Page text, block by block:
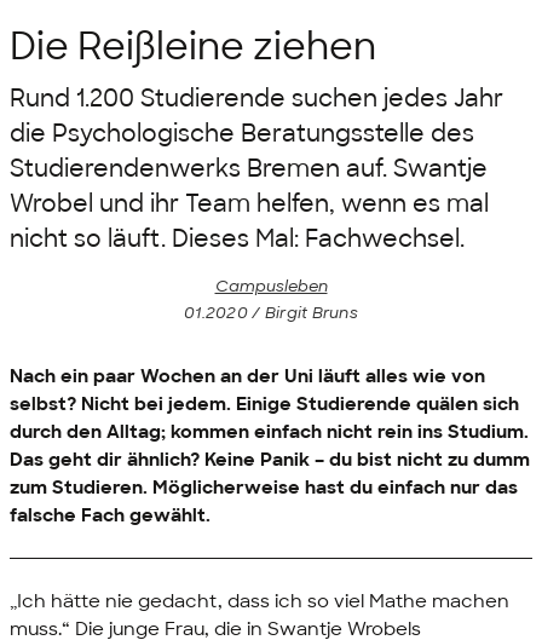
Die Reißleine ziehen
Rund 1.200 Studierende suchen jedes Jahr
die Psychologische Beratungsstelle des
Studierendenwerks Bremen auf. Swantje
Wrobel und ihr Team helfen, wenn es mal
nicht so läuft. Dieses Mal: Fachwechsel.
Campusleben
01.2020 / Birgit Bruns
Nach ein paar Wochen an der Uni läuft alles wie von
selbst? Nicht bei jedem. Einige Studierende quälen sich
durch den Alltag; kommen einfach nicht rein ins Studium.
Das geht dir ähnlich? Keine Panik – du bist nicht zu dumm
zum Studieren. Möglicherweise hast du einfach nur das
falsche Fach gewählt.
„Ich hätte nie gedacht, dass ich so viel Mathe machen
muss.“ Die junge Frau, die in Swantje Wrobels